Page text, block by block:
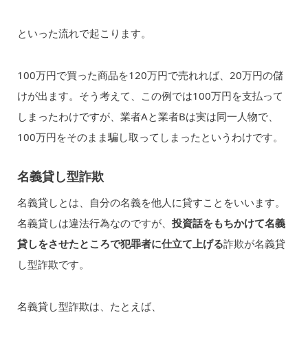
といった流れで起こります。
100万円で買った商品を120万円で売れれば、20万円の儲
けが出ます。そう考えて、この例では100万円を支払って
しまったわけですが、業者Aと業者Bは実は同一人物で、
100万円をそのまま騙し取ってしまったというわけです。
名義貸し型詐欺
名義貸しとは、自分の名義を他人に貸すことをいいます。
名義貸しは違法行為なのですが、 投資話をもちかけて名義
貸しをさせたところで犯罪者に仕立て上げる詐欺が名義貸
し型詐欺です。
名義貸し型詐欺は、たとえば、